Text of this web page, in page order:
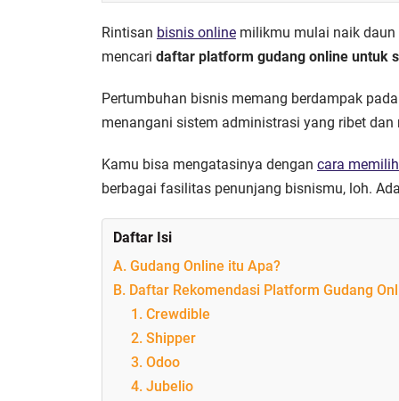
Rintisan bisnis online milikmu mulai naik
mencari daftar platform gudang online untuk
Pertumbuhan bisnis memang berdampak
menangani sistem administrasi yang ribet
Kamu bisa mengatasinya dengan cara
berbagai fasilitas penunjang bisnismu, loh.
Daftar Isi
A. Gudang Online itu Apa?
B. Daftar Rekomendasi Platform Gudang
1. Crewdible
2. Shipper
3. Odoo
4. Jubelio